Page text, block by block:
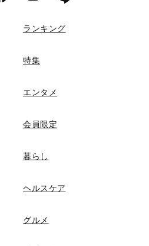
ランキング
特集
エンタメ
会員限定
暮らし
ヘルスケア
グルメ